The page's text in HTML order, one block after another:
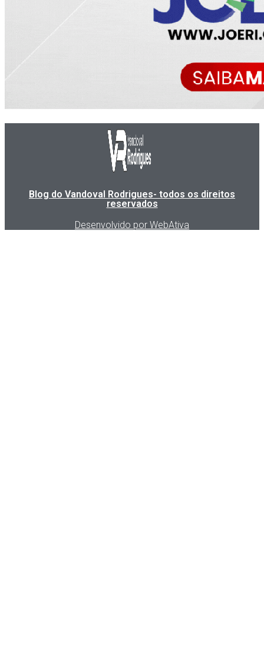
Blog do Vandoval Rodrigues- todos os direitos
reservados
Desenvolvido por WebAtiva